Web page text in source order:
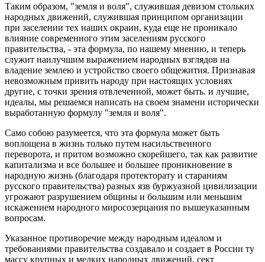
Таким образом, "земля и воля", служившая девизом стольких
народных движений, служившая принципом организации
при заселении тех наших окраин, куда еще не проникало
влияние современного этим заселениям русского
правительства, - эта формула, по нашему мнению, и теперь
служит наилучшим выражением народных взглядов на
владение землею и устройство своего общежития. Признавая
невозможным привить народу при настоящих условиях
другие, с точки зрения отвлеченной, может быть. и лучшие,
идеалы, мы решаемся написать на своем знамени исторически
выработанную формулу "земля и воля".
Само собою разумеется, что эта формула может быть
воплощена в жизнь только путем насильственного
переворота, и притом возможно скорейшего, так как развитие
капитализма и все большее и большее проникновение в
народную жизнь (благодаря протекторату и стараниям
русского правительства) разных язв буржуазной цивилизации
угрожают разрушением общины и большим или меньшим
искажением народного миросозерцания по вышеуказанным
вопросам.
Указанное противоречие между народным идеалом и
требованиями правительства создавало и создает в России ту
массу крупных и мелких народных движений, сект